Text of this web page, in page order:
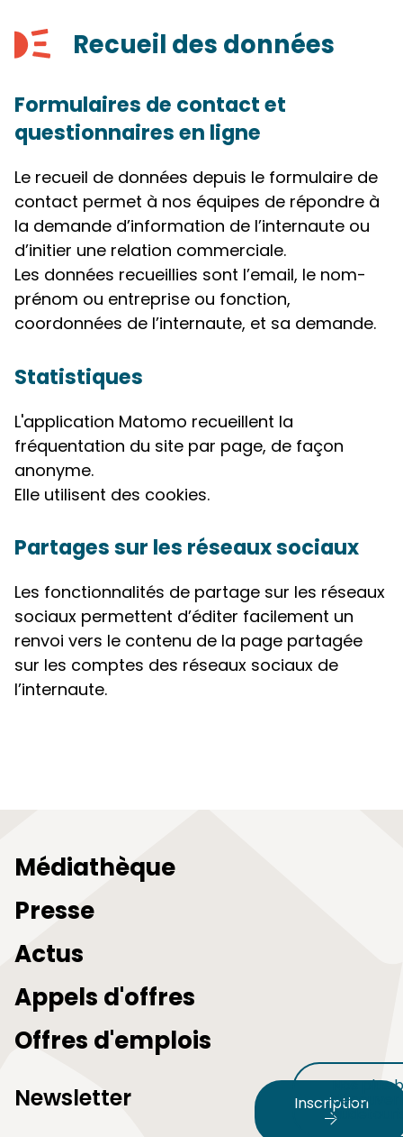
Recueil des données
Formulaires de contact et
questionnaires en ligne
Le recueil de données depuis le formulaire de
contact permet à nos équipes de répondre à
la demande d’information de l’internaute ou
d’initier une relation commerciale.
Les données recueillies sont l’email, le nom-
prénom ou entreprise ou fonction,
coordonnées de l’internaute, et sa demande.
Statistiques
L'application Matomo recueillent la
fréquentation du site par page, de façon
anonyme.
Elle utilisent des cookies.
Partages sur les réseaux sociaux
Les fonctionnalités de partage sur les réseaux
sociaux permettent d’éditer facilement un
renvoi vers le contenu de la page partagée
sur les comptes des réseaux sociaux de
l’internaute.
Médiathèque
Presse
Actus
Appels d'offres
Offres d'emplois
Newsletter Inscription
Nos plus